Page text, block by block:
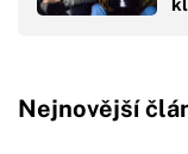
Nejnovější